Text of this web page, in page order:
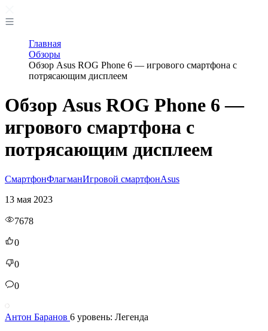
Главная
Обзоры
Обзор Asus ROG Phone 6 — игрового смартфона с
потрясающим дисплеем
Обзор Asus ROG Phone 6 —
игрового смартфона с
потрясающим дисплеем
СмартфонФлагманИгровой смартфонAsus
13 мая 2023
7678
0
0
0
Антон Баранов 6 уровень: Легенда